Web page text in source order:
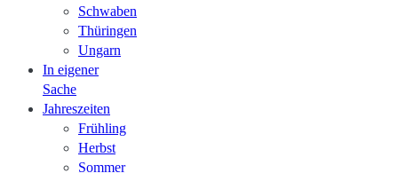
Schwaben
Thüringen
Ungarn
In eigener
Sache
Jahreszeiten
Frühling
Herbst
Sommer